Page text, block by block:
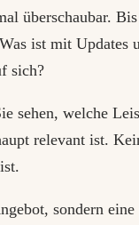
überschaubar.
ist mit Updates
sich?
sehen, welche
relevant ist.
sondern